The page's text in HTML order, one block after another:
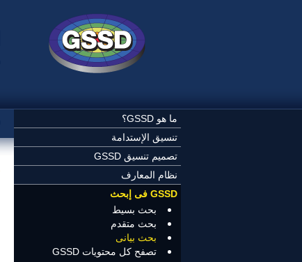
ما هو GSSD؟
تنسيق الإستدامة
تصميم تنسيق GSSD
نظام المعارف
GSSD فى إبحث
بحث بسيط
بحث متقدم
بحث بيانى
تصفح كل محتويات GSSD